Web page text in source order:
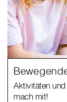
Aktivitäten
mach mit!